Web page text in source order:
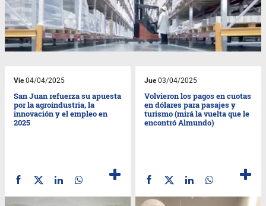
Vie04/04/2025
San Juan refuerza su apuesta
por la agroindustria, la
innovación y el empleo en
2025
Jue03/04/2025
Volvieron los pagos en cuotas
en dólares para pasajes y
turismo (mirá la vuelta que le
encontró Almundo)